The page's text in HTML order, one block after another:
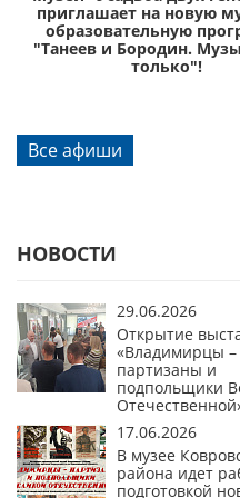
приглашает на новую
образовательную
"Танеев и Бородин.
только"!
Все афиши
НОВОСТИ
29.06.2026
Открытие
«Владимирцы –
партизаны и
подпольщики
17.06.2026
В музее
района идет
подготовкой